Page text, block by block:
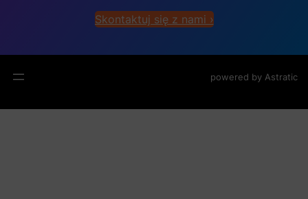
Skontaktuj się z nami ›
powered by Astratic